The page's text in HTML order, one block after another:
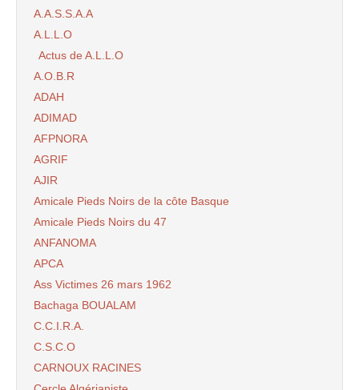
A.A.S.S.A.A
A.L.L.O
Actus de A.L.L.O
A.O.B.R
ADAH
ADIMAD
AFPNORA
AGRIF
AJIR
Amicale Pieds Noirs de la côte Basque
Amicale Pieds Noirs du 47
ANFANOMA
APCA
Ass Victimes 26 mars 1962
Bachaga BOUALAM
C.C.I.R.A.
C.S.C.O
CARNOUX RACINES